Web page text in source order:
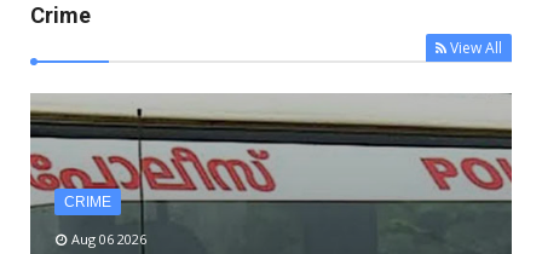
Crime
View All
CRIME
Aug 06 2026